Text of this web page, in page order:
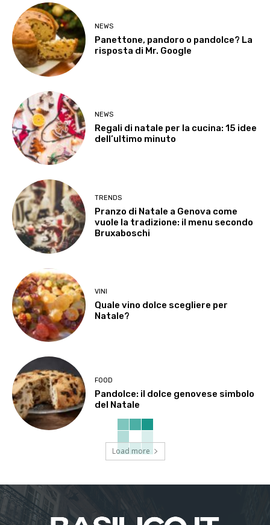
NEWS
Panettone, pandoro o pandolce? La
risposta di Mr. Google
NEWS
Regali di natale per la cucina: 15 idee
dell’ultimo minuto
TRENDS
Pranzo di Natale a Genova come
vuole la tradizione: il menu secondo
Bruxaboschi
VINI
Quale vino dolce scegliere per
Natale?
FOOD
Pandolce: il dolce genovese simbolo
del Natale
Load more